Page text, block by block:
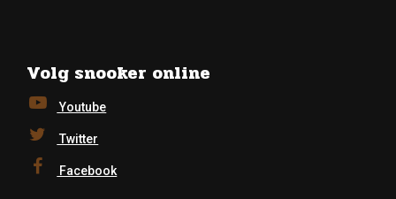
Volg snooker online
Youtube
Twitter
Facebook